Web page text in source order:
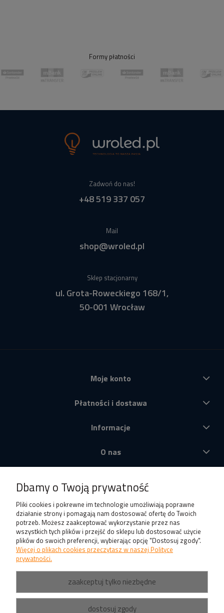
Formy płatności
Zadwoń do nas!
+48 519 337 057
Mail
shop@wroled.pl
Sklep stacjonarny
ul. Grota-Roweckiego 168/1,
50-001 Wrocław
Moje konto
Płatności i dostawa
Informacje
O nas
Dbamy o Twoją prywatność
Pliki cookies i pokrewne im technologie umożliwiają poprawne
działanie strony i pomagają nam dostosować ofertę do Twoich
potrzeb. Możesz zaakceptować wykorzystanie przez nas
wszystkich tych plików i przejść do sklepu lub dostosować użycie
plików do swoich preferencji, wybierając opcję "Dostosuj zgody".
Więcej o plikach cookies przeczytasz w naszej Polityce
prywatności.
zaakceptuj tylko niezbędne
dostosuj zgody